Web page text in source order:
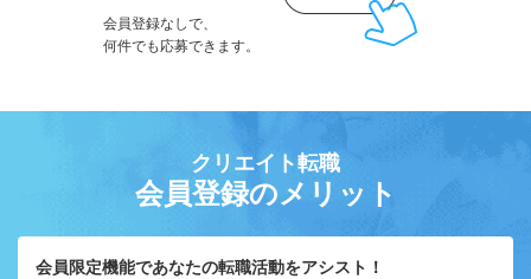
会員登録なしで、
何件でも応募できます。
クリエイト転職
会員登録のメリット
会員限定機能であなたの転職活動をアシスト！